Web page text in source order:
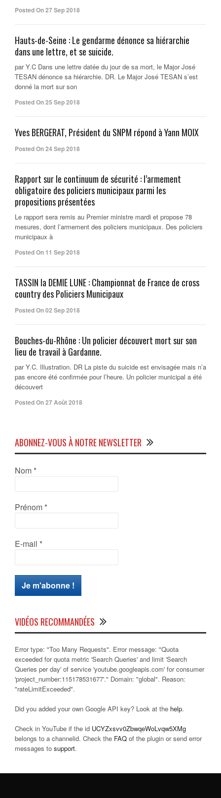
Posted On 27 Sep 2018
Hauts-de-Seine : Le gendarme dénonce sa hiérarchie
dans une lettre, et se suicide.
par Y.C Dans une lettre datée du jour de sa mort, le Major José
TESAN dénonce sa hiérarchie. DR. Le Major José TESAN s’est
donné la mort sur son
Posted On 25 Sep 2018
Yves BERGERAT, Président du SNPM répond à Yann MOIX
Posted On 24 Sep 2018
Rapport sur le continuum de sécurité : l’armement
obligatoire des policiers municipaux parmi les
propositions présentées
Le rapport sera remis au Premier ministre mardi et propose 78
mesures, dont l’armement des policiers municipaux. Des policiers
municipaux à
Posted On 11 Sep 2018
TASSIN la DEMIE LUNE : Championnat de France de cross
country des Policiers Municipaux
Posted On 02 Sep 2018
Bouches-du-Rhône : Un policier découvert mort sur son
lieu de travail à Gardanne.
par Y.C. Illustration. DR La piste du suicide est envisagée mais n’a
pas encore été confirmée pour l’heure. Un policier municipal a été
découvert
Posted On 27 Août 2018
ABONNEZ-VOUS À NOTRE NEWSLETTER
Nom *
Prénom *
E-mail *
VIDÉOS RECOMMANDÉES
Error type: "Too Many Requests". Error message: "Quota
exceeded for quota metric 'Search Queries' and limit 'Search
Queries per day' of service 'youtube.googleapis.com' for consumer
'project_number:115178531677'." Domain: "global". Reason:
"rateLimitExceeded".
Did you added your own Google API key? Look at the help.
Check in YouTube if the id UCYZxsvv0ZbwqeWoLvqw5XMg
belongs to a channelid. Check the FAQ of the plugin or send error
messages to support.